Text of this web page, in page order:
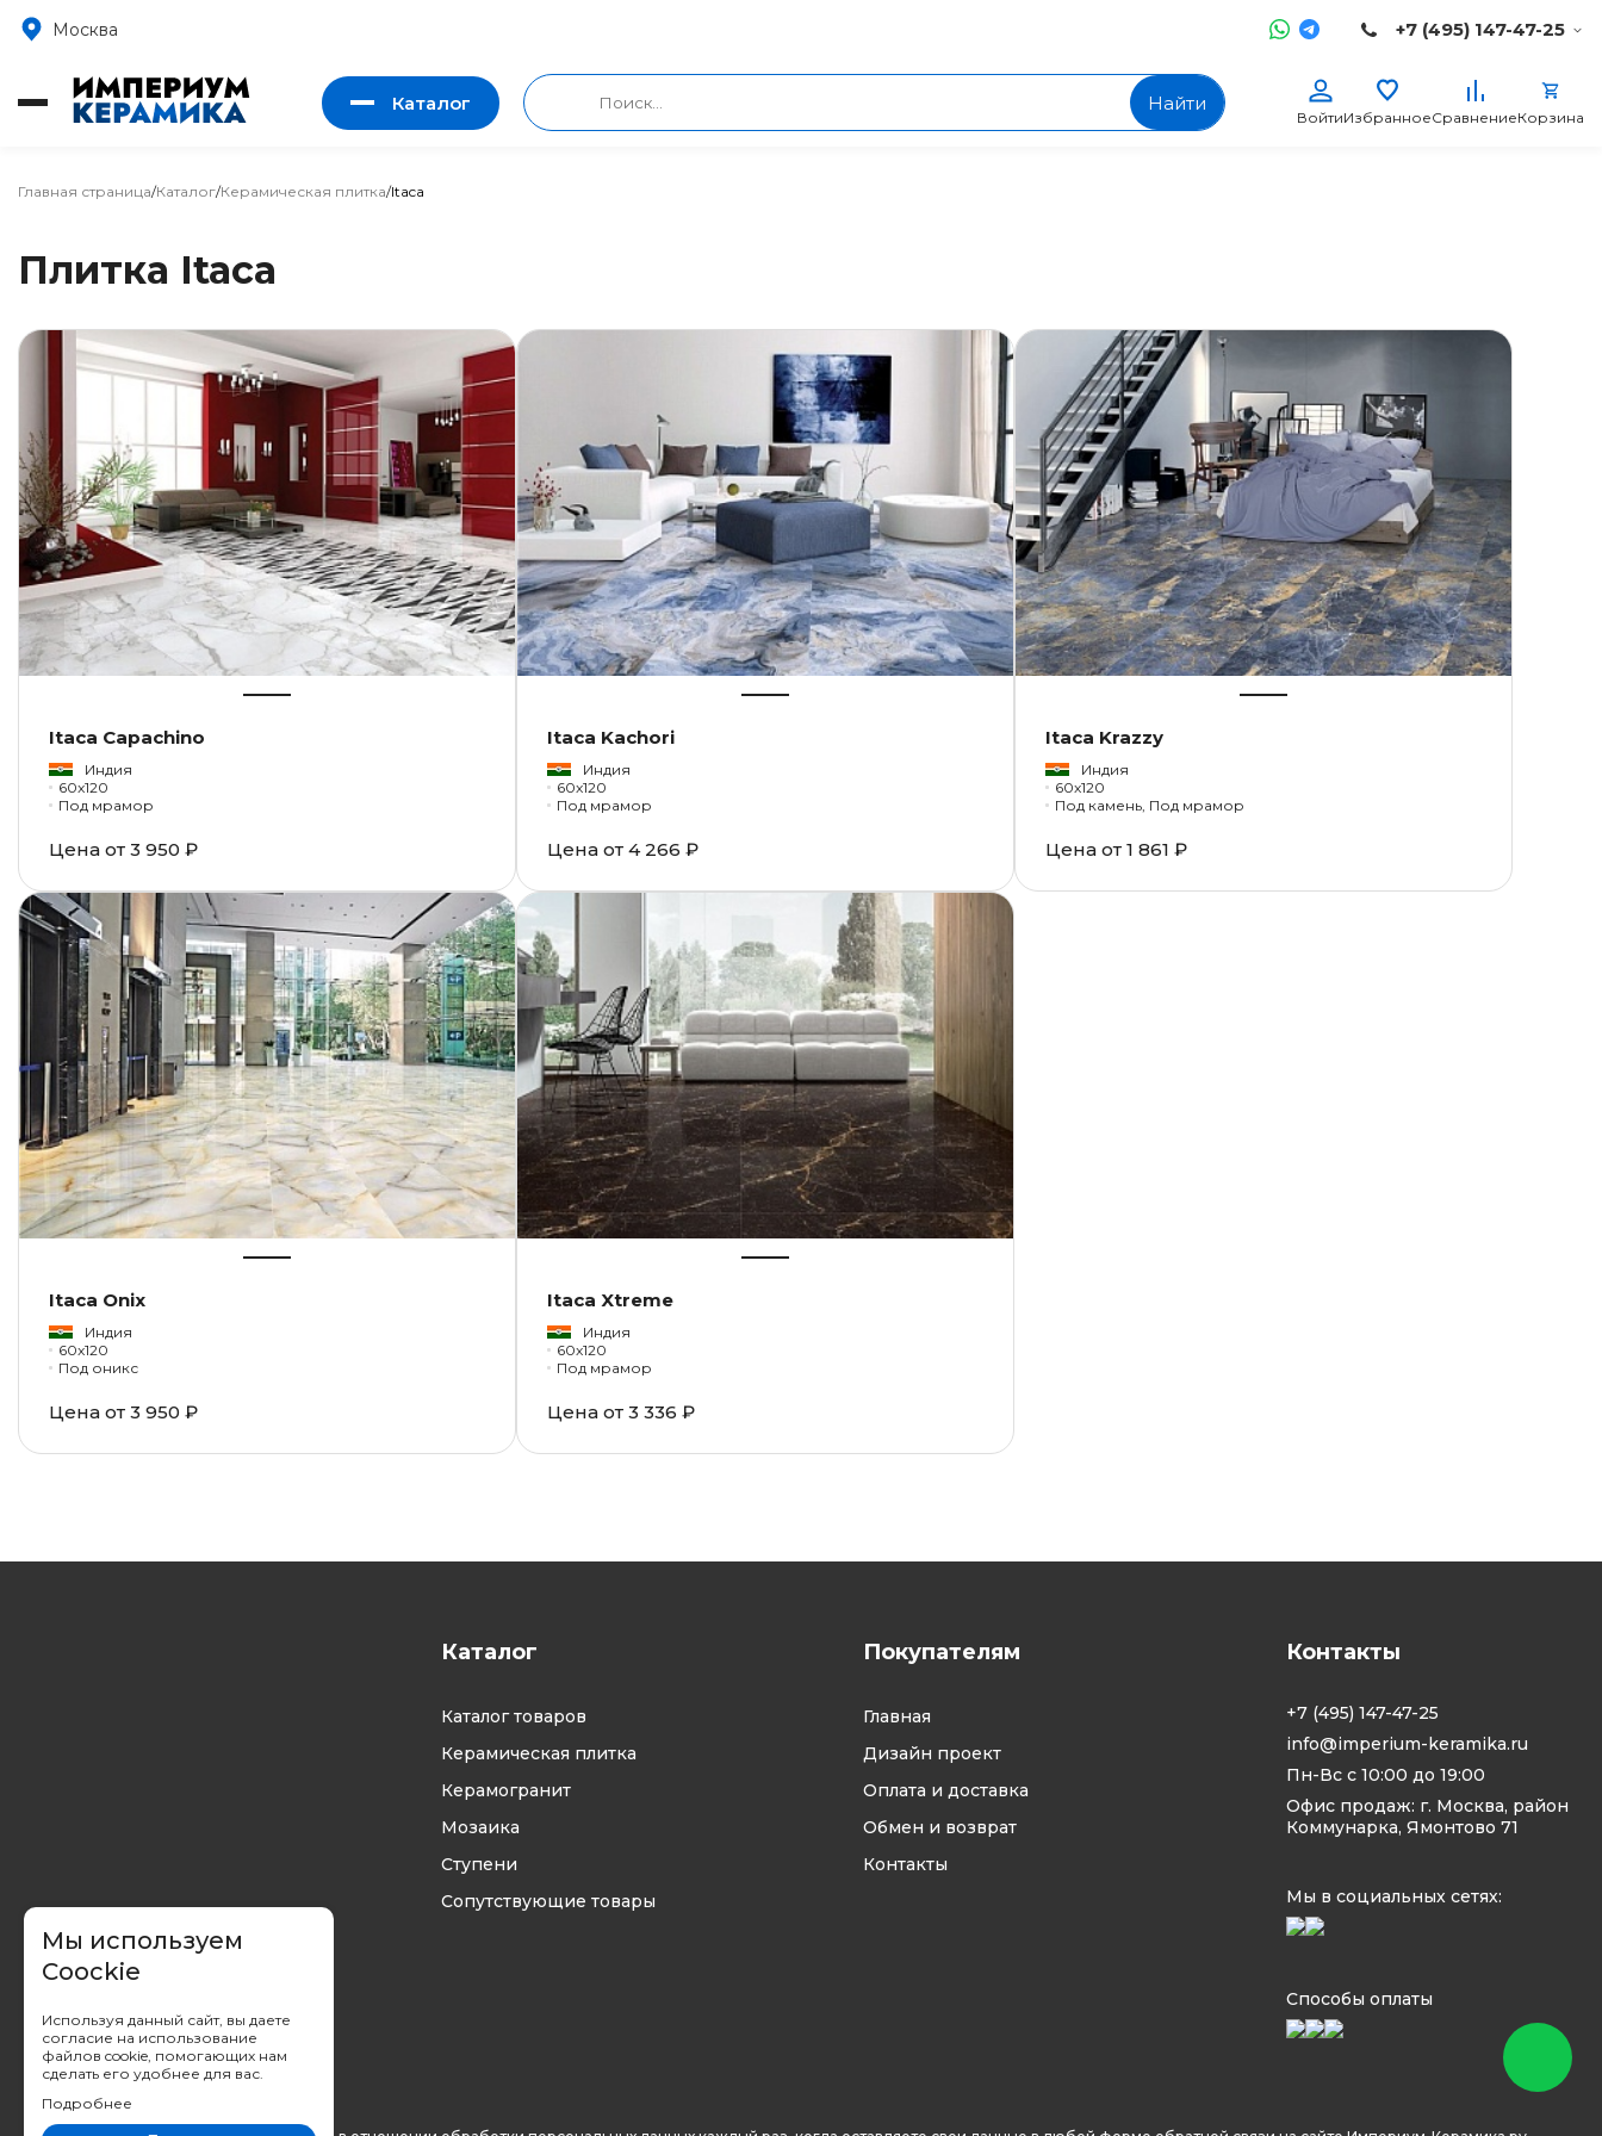
Москва +7 (495) 147-47-25
Каталог Найти
ВойтиИзбранноеСравнениеКорзина
Главная страница/Каталог/Керамическая плитка/Itaca
Плитка Itaca
Itaca Capachino
Индия
60x120
Под мрамор
Цена от 3 950 ₽
Itaca Kachori
Индия
60x120
Под мрамор
Цена от 4 266 ₽
Itaca Krazzy
Индия
60x120
Под камень, Под мрамор
Цена от 1 861 ₽
Itaca Onix
Индия
60x120
Под оникс
Цена от 3 950 ₽
Itaca Xtreme
Индия
60x120
Под мрамор
Цена от 3 336 ₽
Каталог
Каталог товаров
Керамическая плитка
Керамогранит
Мозаика
Ступени
Сопутствующие товары
Покупателям
Главная
Дизайн проект
Оплата и доставка
Обмен и возврат
Контакты
Контакты
+7 (495) 147-47-25
info@imperium-keramika.ru
Пн-Вс с 10:00 до 19:00
Офис продаж: г. Москва, район
Коммунарка, Ямонтово 71
Мы в социальных сетях:
Способы оплаты
Мы используем
Coockie
Используя данный сайт, вы даете
согласие на использование
файлов cookie, помогающих нам
сделать его удобнее для вас.
Подробнее